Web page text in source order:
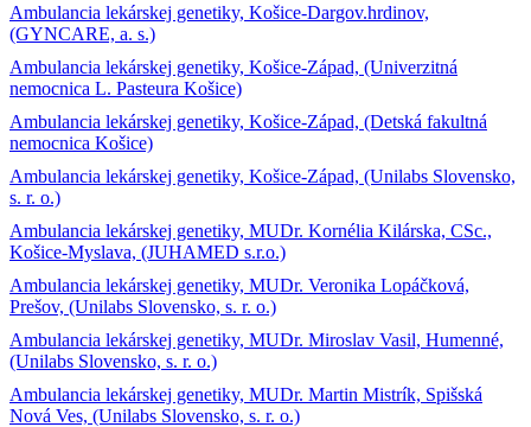
Ambulancia lekárskej genetiky, Košice-Dargov.hrdinov,
(GYNCARE, a. s.)
Ambulancia lekárskej genetiky, Košice-Západ, (Univerzitná
nemocnica L. Pasteura Košice)
Ambulancia lekárskej genetiky, Košice-Západ, (Detská fakultná
nemocnica Košice)
Ambulancia lekárskej genetiky, Košice-Západ, (Unilabs Slovensko,
s. r. o.)
Ambulancia lekárskej genetiky, MUDr. Kornélia Kilárska, CSc.,
Košice-Myslava, (JUHAMED s.r.o.)
Ambulancia lekárskej genetiky, MUDr. Veronika Lopáčková,
Prešov, (Unilabs Slovensko, s. r. o.)
Ambulancia lekárskej genetiky, MUDr. Miroslav Vasil, Humenné,
(Unilabs Slovensko, s. r. o.)
Ambulancia lekárskej genetiky, MUDr. Martin Mistrík, Spišská
Nová Ves, (Unilabs Slovensko, s. r. o.)